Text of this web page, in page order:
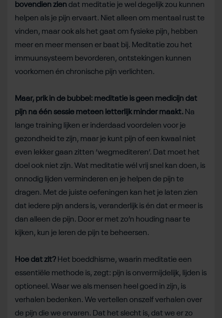
bovendien ziendat meditatie je wel degelijk zou kunnen
helpen als je pijn ervaart. Niet alleen om mentaal rust te
vinden, maar ook als het gaat om fysieke pijn, hebben
meer en meer mensen er baat bij. Meditatie zou het
immuunsysteem bevorderen, ontstekingen kunnen
voorkomen én chronische pijn verlichten.
Maar, prik in de bubbel: meditatie is geen medicijn dat
pijn na één sessie meteen letterlijk minder maakt. Na
lange training lijken er inderdaad voordelen voor je
gezondheid te zijn, maar je kunt pijn of een kwaal niet
even lekker gaan zitten ‘wegmediteren’. Dat moet het
doel ook niet zijn. Wat meditatie wél vrij snel kan doen, is
onnodig lijden verminderen en je helpen de pijn te
dragen. Met de juiste oefeningen kan het je laten zien
dat iedere pijn anders is, veranderlijk is én dat er meer is
dan alleen de pijn. Door er met zo’n houding naar te
kijken, kun je leren de pijn te beheersen.
Hoe dat zit? Het boeddhisme, waarin meditatie een
essentiële methode is, zegt: pijn is onvermijdelijk, lijden is
optioneel. Waar we als mensen heel goed in zijn, is
verhalen bedenken. We vertellen onszelf verhalen over
de pijn die we ervaren. Dat het slecht is, dat we er zo